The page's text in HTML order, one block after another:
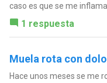
caso es que se me
1 respuesta
Muela rota con
Hace unos meses se me